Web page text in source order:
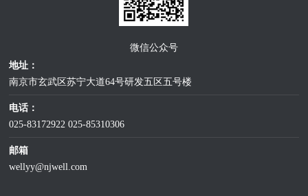
微信公众号
地址：
南京市玄武区苏宁大道64号研发五区五号楼
电话：
025-83172922025-85310306
邮箱
wellyy@njwell.com